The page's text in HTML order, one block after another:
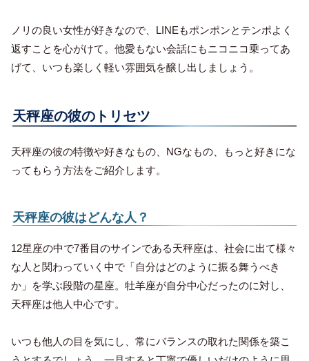
ノリの良い女性が好きなので、LINEもポンポンとテンポよく
返すことを心がけて。他愛もない会話にもニコニコ乗ってあ
げて、いつも楽しく軽い雰囲気を醸し出しましょう。
天秤座の彼のトリセツ
天秤座の彼の特徴や好きなもの、NGなもの、もっと好きにな
ってもらう方法をご紹介します。
天秤座の彼はどんな人？
12星座の中で7番目のサインである天秤座は、社会に出て様々
な人と関わっていく中で「自分はどのように振る舞うべき
か」を学ぶ段階の星座。牡羊座が自分中心だったのに対し、
天秤座は他人中心です。
いつも他人の目を気にし、常にバランスの取れた関係を築こ